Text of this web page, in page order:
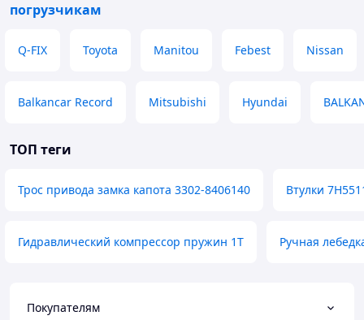
погрузчикам
Q-FIX Toyota Manitou Febest Nissan
Balkancar Record Mitsubishi Hyundai
ТОП теги
Трос привода замка капота 3302-8406140 Втулки
Гидравлический компрессор пружин 1T Ручная
Покупателям